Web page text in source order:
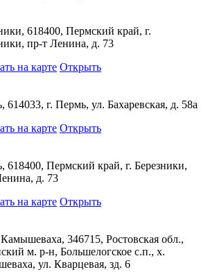
618400, Пермский край, г.
пр-т Ленина, д. 73
на карте Открыть
614033, г. Пермь, ул. Бахаревская, д. 58а
на карте Открыть
618400, Пермский край, г. Березники,
д. 73
на карте Открыть
346715, Ростовская обл.,
м. р-н, Большелогское с.п., х.
ул. Кварцевая, зд. 6